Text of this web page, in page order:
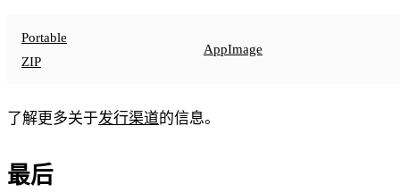
Portable
ZIP
AppImage
了解更多关于发行渠道的信息。
最后